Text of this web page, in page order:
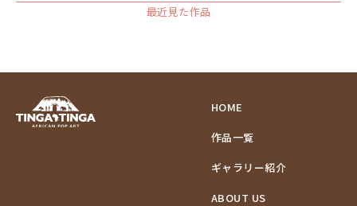
最近見た作品
HOME
作品一覧
ギャラリー紹介
ABOUT US